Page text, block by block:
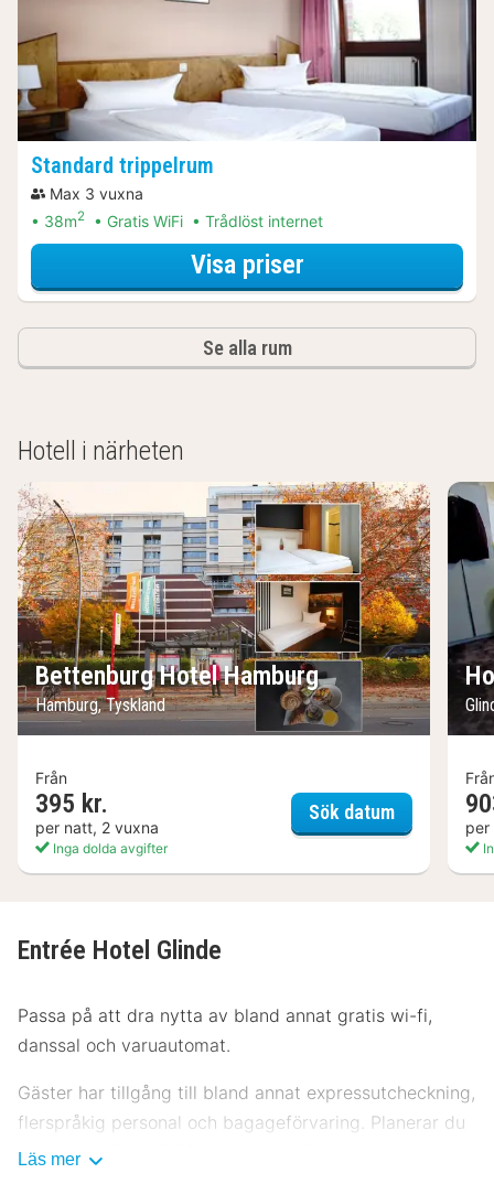
Standard trippelrum
Max 3 vuxna
38m2 Gratis WiFi Trådlöst internet
Visa priserför Standard
Se alla rum
Hotell i närheten
Bettenburg Hotel Hamburg
Hamburg, Tyskland
Från
395 kr.
per natt, 2 vuxna
Inga dolda avgifter
Sök datumBettenburg
per
Entrée Hotel Glinde
Passa på att dra nytta av bland annat gratis wi-fi,
danssal och varuautomat.
Gäster har tillgång till bland annat expressutcheckning,
flerspråkig personal och bagageförvaring. Planerar du
ett event i Glinde? På detta hotell finns det event- och
Läs mer